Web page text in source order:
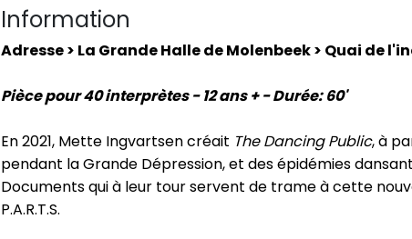
Information
Adresse > La Grande Halle de Molenbeek > Quai de
Pièce pour 40 interprètes - 12 ans + - Durée: 60'
En 2021, Mette Ingvartsen créait The Dancing Public, à
pendant la Grande Dépression, et des épidémies
Documents qui à leur tour servent de trame à cette
P.A.R.T.S.